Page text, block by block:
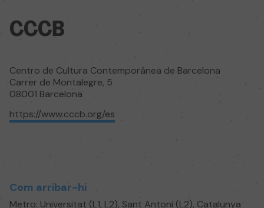
CCCB
Centro de Cultura Contemporánea de Barcelona
Carrer de Montalegre, 5
08001 Barcelona
https://www.cccb.org/es
Com arribar-hi
Metro: Universitat (L1, L2), Sant Antoni (L2), Catalunya